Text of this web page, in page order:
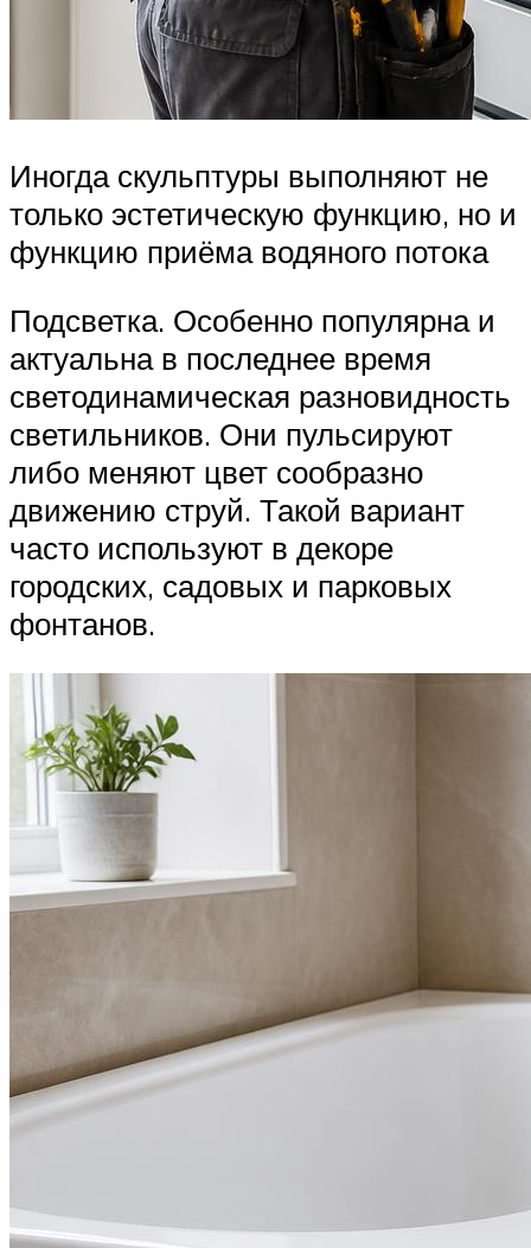
Иногда скульптуры выполняют не
только эстетическую функцию, но и
функцию приёма водяного потока
Подсветка. Особенно популярна и
актуальна в последнее время
светодинамическая разновидность
светильников. Они пульсируют
либо меняют цвет сообразно
движению струй. Такой вариант
часто используют в декоре
городских, садовых и парковых
фонтанов.